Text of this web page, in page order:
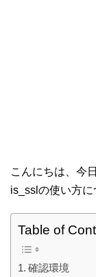
こんにちは、今
is_sslの使い方に
Table of
確認環境